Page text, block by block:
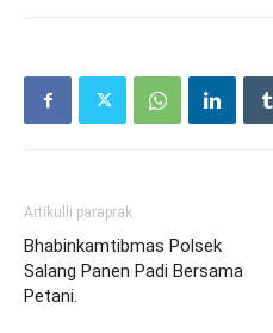
Artikulli paraprak
Bhabinkamtibmas Polsek
Salang Panen Padi Bersama
Petani.